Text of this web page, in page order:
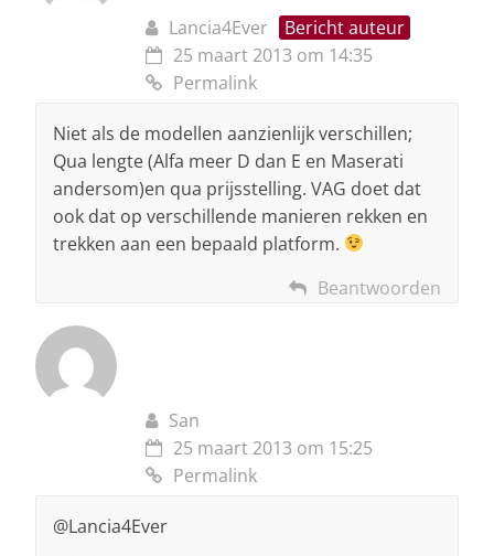
Lancia4Ever
Bericht auteur
25 maart 2013 om 14:35
Permalink
Niet als de modellen aanzienlijk verschillen;
Qua lengte (Alfa meer D dan E en Maserati
andersom)en qua prijsstelling. VAG doet dat
ook dat op verschillende manieren rekken en
trekken aan een bepaald platform.
Beantwoorden
San
25 maart 2013 om 15:25
Permalink
@Lancia4Ever